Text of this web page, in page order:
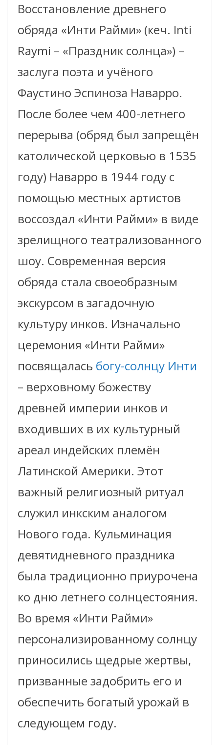
Восстановление древнего
обряда «Инти Райми» (кеч. Inti
Raymi – «Праздник солнца») –
заслуга поэта и учёного
Фаустино Эспиноза Наварро.
После более чем 400-летнего
перерыва (обряд был запрещён
католической церковью в 1535
году) Наварро в 1944 году с
помощью местных артистов
воссоздал «Инти Райми» в виде
зрелищного театрализованного
шоу. Современная версия
обряда стала своеобразным
экскурсом в загадочную
культуру инков. Изначально
церемония «Инти Райми»
посвящалась богу-солнцу Инти
– верховному божеству
древней империи инков и
входивших в их культурный
ареал индейских племён
Латинской Америки. Этот
важный религиозный ритуал
служил инкским аналогом
Нового года. Кульминация
девятидневного праздника
была традиционно приурочена
ко дню летнего солнцестояния.
Во время «Инти Райми»
персонализированному солнцу
приносились щедрые жертвы,
призванные задобрить его и
обеспечить богатый урожай в
следующем году.